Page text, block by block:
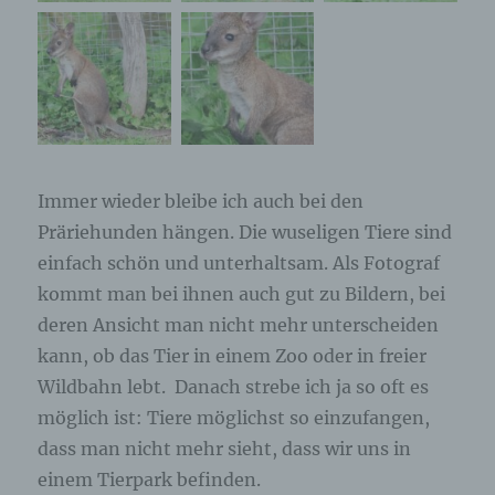
Immer wieder bleibe ich auch bei den
Präriehunden hängen. Die wuseligen Tiere sind
einfach schön und unterhaltsam. Als Fotograf
kommt man bei ihnen auch gut zu Bildern, bei
deren Ansicht man nicht mehr unterscheiden
kann, ob das Tier in einem Zoo oder in freier
Wildbahn lebt. Danach strebe ich ja so oft es
möglich ist: Tiere möglichst so einzufangen,
dass man nicht mehr sieht, dass wir uns in
einem Tierpark befinden.
Erfassung von allgemeinen Daten und
Informationen
Die Internetseite erfasst mit jedem Aufruf der
Internetseite durch eine betroffene Person oder ein
automatisiertes System eine Reihe von
allgemeinen Daten und Informationen. Diese
werden können die (1) verwendeten Browsertypen
verwendete Betriebssystem, (3) die Internetseite,
von welcher ein zugreifendes System auf unsere
Internetseite gelangt (sogenannte Referrer), (4) die
Unterwebseiten, welche über ein zugreifendes
System auf unserer Internetseite angesteuert
werden, (5) das Datum und die Uhrzeit eines
Zugriffs auf die Internetseite, (6) eine Internet-
Service-Provider des zugreifenden Systems und
(8) sonstige ähnliche Daten und Informationen, die
der Gefahrenabwehr im Falle von Angriffen auf
unsere informationstechnologischen Systeme
dienen.